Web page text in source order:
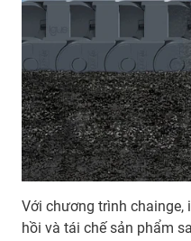
Với chương trình
hồi và tái chế sản phẩm